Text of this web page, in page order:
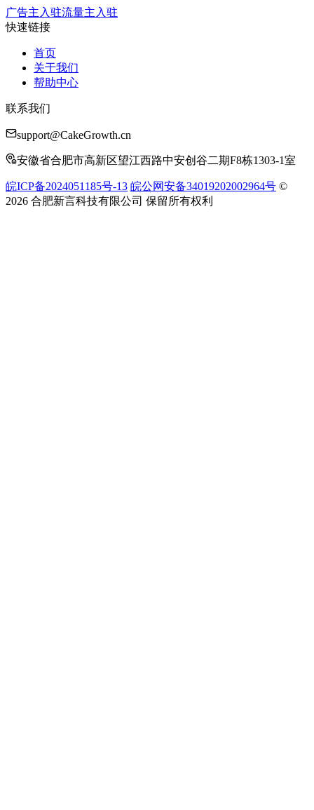
广告主入驻流量主入驻
快速链接
首页
关于我们
帮助中心
联系我们
support@CakeGrowth.cn
安徽省合肥市高新区望江西路中安创谷二期F8栋1303-1室
皖ICP备2024051185号-13 皖公网安备34019202002964号 ©
2026 合肥新言科技有限公司 保留所有权利